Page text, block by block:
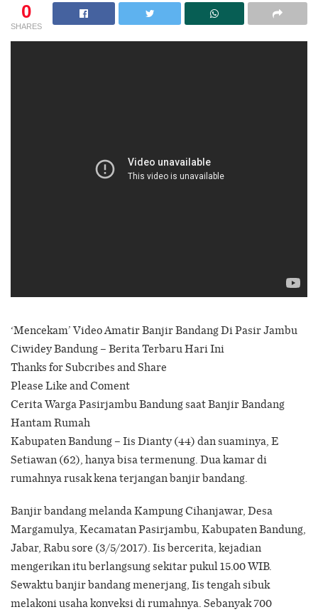
0
SHARES
‘Mencekam’ Video Amatir Banjir Bandang Di Pasir Jambu
Ciwidey Bandung – Berita Terbaru Hari Ini
Thanks for Subcribes and Share
Please Like and Coment
Cerita Warga Pasirjambu Bandung saat Banjir Bandang
Hantam Rumah
Kabupaten Bandung – Iis Dianty (44) dan suaminya, E
Setiawan (62), hanya bisa termenung. Dua kamar di
rumahnya rusak kena terjangan banjir bandang.
Banjir bandang melanda Kampung Cihanjawar, Desa
Margamulya, Kecamatan Pasirjambu, Kabupaten Bandung,
Jabar, Rabu sore (3/5/2017). Iis bercerita, kejadian
mengerikan itu berlangsung sekitar pukul 15.00 WIB.
Sewaktu banjir bandang menerjang, Iis tengah sibuk
melakoni usaha konveksi di rumahnya. Sebanyak 700